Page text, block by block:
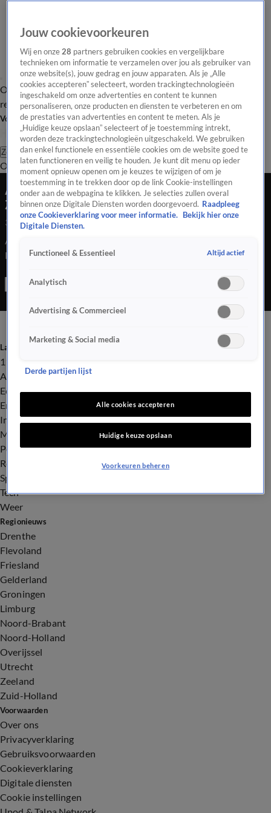
Overzicht Laatste nieuws Regionieuws Het beste van Hart
Tip de
redactie
Volg Hart van Nederland
Zoeken
OverzichtRegioUitzendingenWeerTip de redactiePanelVideo's
Auto crasht na politieachtervolging, snelweg bij
Zoetermeer lange tijd gesloten
31 juli 2021, 18:57
Auto crasht na politieachtervolging, snelweg bij Zoetermeer
lange tijd gesloten
Laatste nieuws
112
Advies & Tips
Economie
Entertainment
Infrastructuur
Milieu en Gezondheid
Politiek
Royalty
Sport
Tech
Weer
Regionieuws
Drenthe
Flevoland
Friesland
Gelderland
Groningen
Limburg
Noord-Brabant
Noord-Holland
Overijssel
Utrecht
Zeeland
Zuid-Holland
Voorwaarden
Over ons
Privacyverklaring
Gebruiksvoorwaarden
Cookieverklaring
Digitale diensten
Cookie instellingen
Jouw cookievoorkeuren
Wij en onze28 partners gebruiken cookies en vergelijkbare
technieken om informatie te verzamelen over jou als gebruiker van
onze website(s), jouw gedrag en jouw apparaten. Als je „Alle
cookies accepteren” selecteert, worden trackingtechnologieën
ingeschakeld om onze advertenties en content te kunnen
personaliseren, onze producten en diensten te verbeteren en om
de prestaties van advertenties en content te meten. Als je
„Huidige keuze opslaan” selecteert of je toestemming intrekt,
worden deze trackingtechnologieën uitgeschakeld. We gebruiken
dan enkel functionele en essentiële cookies om de website goed te
laten functioneren en veilig te houden. Je kunt dit menu op ieder
moment opnieuw openen om je keuzes te wijzigen of om je
toestemming in te trekken door op de link Cookie-instellingen
onder aan de webpagina te klikken. Je selecties zullen overal
binnen onze Digitale Diensten worden doorgevoerd. Raadpleeg
onze Cookieverklaring voor meer informatie.
Bekijk hier onze
Digitale Diensten.
Functioneel & Essentieel Altijd actief
Analytisch
Advertising & Commercieel
Marketing & Social media
Derde partijen lijst
Alle cookies accepteren
Huidige keuze opslaan
Voorkeuren beheren